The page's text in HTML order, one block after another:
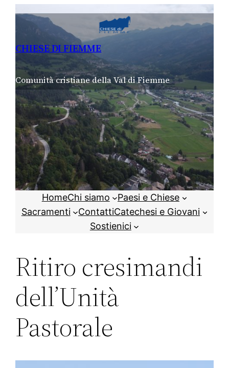
CHIESE DI FIEMME
Comunità cristiane della Val di Fiemme
HomeChi siamo
Paesi e Chiese
Sacramenti
ContattiCatechesi e Giovani
Sostienici
Ritiro cresimandi
dell’Unità
Pastorale